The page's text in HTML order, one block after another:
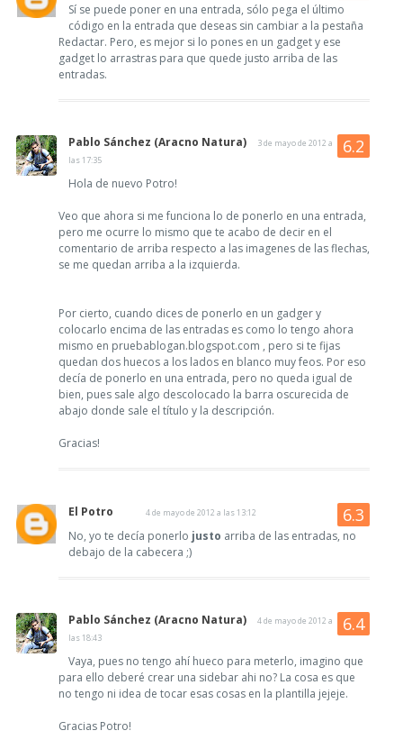
Sí se puede poner en una entrada, sólo pega el último
código en la entrada que deseas sin cambiar a la pestaña
Redactar. Pero, es mejor si lo pones en un gadget y ese
gadget lo arrastras para que quede justo arriba de las
entradas.
Pablo Sánchez (Aracno Natura)
3 de mayo de 2012 a
las 17:35
Hola de nuevo Potro!
Veo que ahora si me funciona lo de ponerlo en una entrada,
pero me ocurre lo mismo que te acabo de decir en el
comentario de arriba respecto a las imagenes de las flechas,
se me quedan arriba a la izquierda.
Por cierto, cuando dices de ponerlo en un gadger y
colocarlo encima de las entradas es como lo tengo ahora
mismo en pruebablogan.blogspot.com , pero si te fijas
quedan dos huecos a los lados en blanco muy feos. Por eso
decía de ponerlo en una entrada, pero no queda igual de
bien, pues sale algo descolocado la barra oscurecida de
abajo donde sale el título y la descripción.
Gracias!
El Potro 4 de mayo de 2012 a las 13:12
No, yo te decía ponerlo justo arriba de las entradas, no
debajo de la cabecera ;)
Pablo Sánchez (Aracno Natura)
4 de mayo de 2012 a
las 18:43
Vaya, pues no tengo ahí hueco para meterlo, imagino que
para ello deberé crear una sidebar ahi no? La cosa es que
no tengo ni idea de tocar esas cosas en la plantilla jejeje.
Gracias Potro!